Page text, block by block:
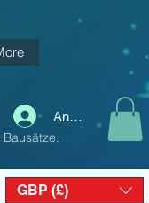
Anmelden
GBP (£)